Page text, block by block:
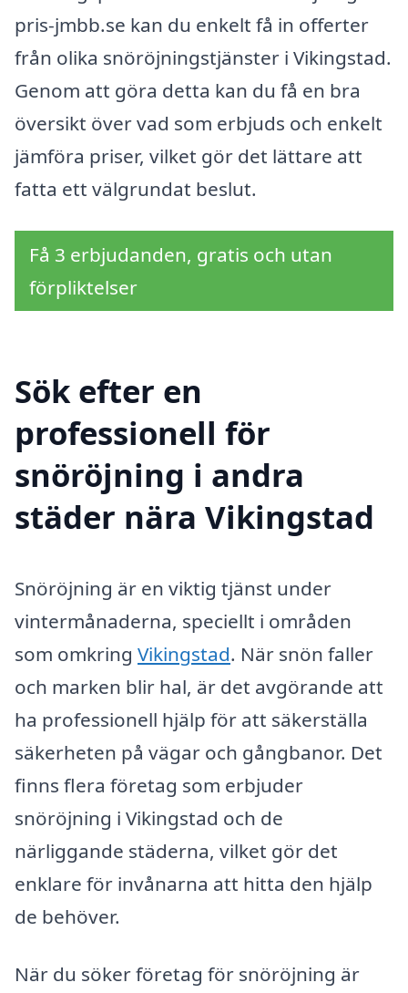
pris-jmbb.se kan du enkelt få in offerter
från olika snöröjningstjänster i Vikingstad.
Genom att göra detta kan du få en bra
översikt över vad som erbjuds och enkelt
jämföra priser, vilket gör det lättare att
fatta ett välgrundat beslut.
Få 3 erbjudanden, gratis och utan
förpliktelser
Sök efter en
professionell för
snöröjning i andra
städer nära Vikingstad
Snöröjning är en viktig tjänst under
vintermånaderna, speciellt i områden
som omkring Vikingstad. När snön faller
och marken blir hal, är det avgörande att
ha professionell hjälp för att säkerställa
säkerheten på vägar och gångbanor. Det
finns flera företag som erbjuder
snöröjning i Vikingstad och de
närliggande städerna, vilket gör det
enklare för invånarna att hitta den hjälp
de behöver.
När du söker företag för snöröjning är